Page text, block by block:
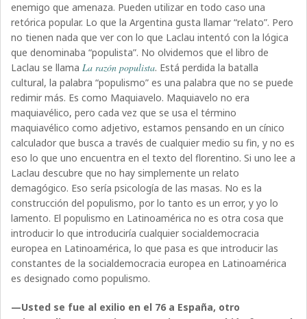
enemigo que amenaza. Pueden utilizar en todo caso una
retórica popular. Lo que la Argentina gusta llamar “relato”. Pero
no tienen nada que ver con lo que Laclau intentó con la lógica
que denominaba “populista”. No olvidemos que el libro de
Laclau se llamaLa razón populista. Está perdida la batalla
cultural, la palabra “populismo” es una palabra que no se puede
redimir más. Es como Maquiavelo. Maquiavelo no era
maquiavélico, pero cada vez que se usa el término
maquiavélico como adjetivo, estamos pensando en un cínico
calculador que busca a través de cualquier medio su fin, y no es
eso lo que uno encuentra en el texto del florentino. Si uno lee a
Laclau descubre que no hay simplemente un relato
demagógico. Eso sería psicología de las masas. No es la
construcción del populismo, por lo tanto es un error, y yo lo
lamento. El populismo en Latinoamérica no es otra cosa que
introducir lo que introduciría cualquier socialdemocracia
europea en Latinoamérica, lo que pasa es que introducir las
constantes de la socialdemocracia europea en Latinoamérica
es designado como populismo.
—Usted se fue al exilio en el 76 a España, otro